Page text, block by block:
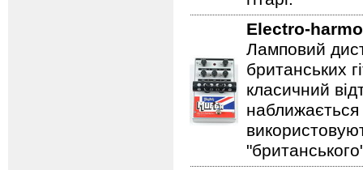
Electro-
Ламповий
британських
класичний